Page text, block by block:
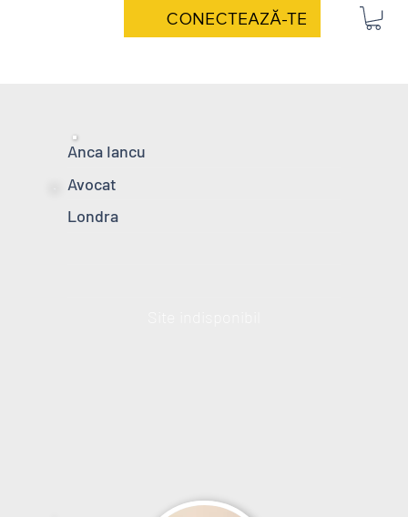
CONECTEAZĂ-TE
Anca Iancu
Avocat
Londra